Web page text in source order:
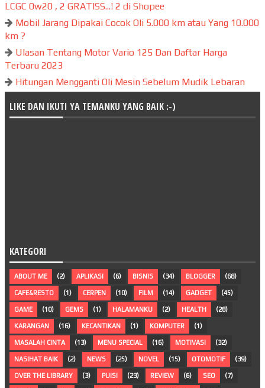
LCGC 0w20 , 2 GRATISS...! 2 di Shopee
Mobil Jarang Dipakai Cocok Oli 5.000 km atau Yang 10.000
km ?
Ulasan Tentang Motor Vario 125 Dan Daftar Harga
Terbaru 2023
Hitungan Mengganti Oli Mesin Sebelum Mudik Lebaran
LIKE DAN IKUTI YA TEMANKU YANG BAIK :-)
KATEGORI
ABOUT ME (2) APLIKASI (6) BISNIS (34) BLOGGER (68)
CAFE&RESTO (1) CERPEN (10) FILM (14) GADGET (45)
GAME (10) GEMS (1) HALAMANKU (2) HEALTH (28)
KARANGAN (16) KECANTIKAN (1) KOMPUTER (1)
MASALAH CINTA (13) MENU SPECIAL (16) MOTIVASI (32)
NASIHAT BAIK (2) NEWS (25) NOVEL (15) OTOMOTIF (39)
OVER THE LIBRARY (3) PUISI (23) REVIEW (6) SEO (7)